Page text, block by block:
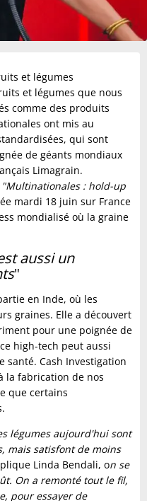
et légumes
et légumes que nous
comme des produits
ont mis au
qui sont
de géants mondiaux
Limagrain.
"Multinationales : hold-up
mardi 18 juin sur France
mondialisé où la graine
aussi un
"
en Inde, où les
graines. Elle a découvert
pour une poignée de
high-tech peut aussi
santé. Cash Investigation
la fabrication de nos
que certains
légumes aujourd'hui sont
mais satisfont de moins
Linda Bendali, on se
On a remonté tout le fil,
pour essayer de